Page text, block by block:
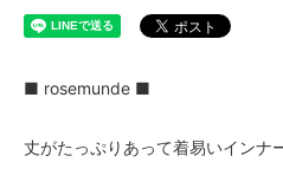
■ rosemunde ■
丈がたっぷりあって着易いインナ